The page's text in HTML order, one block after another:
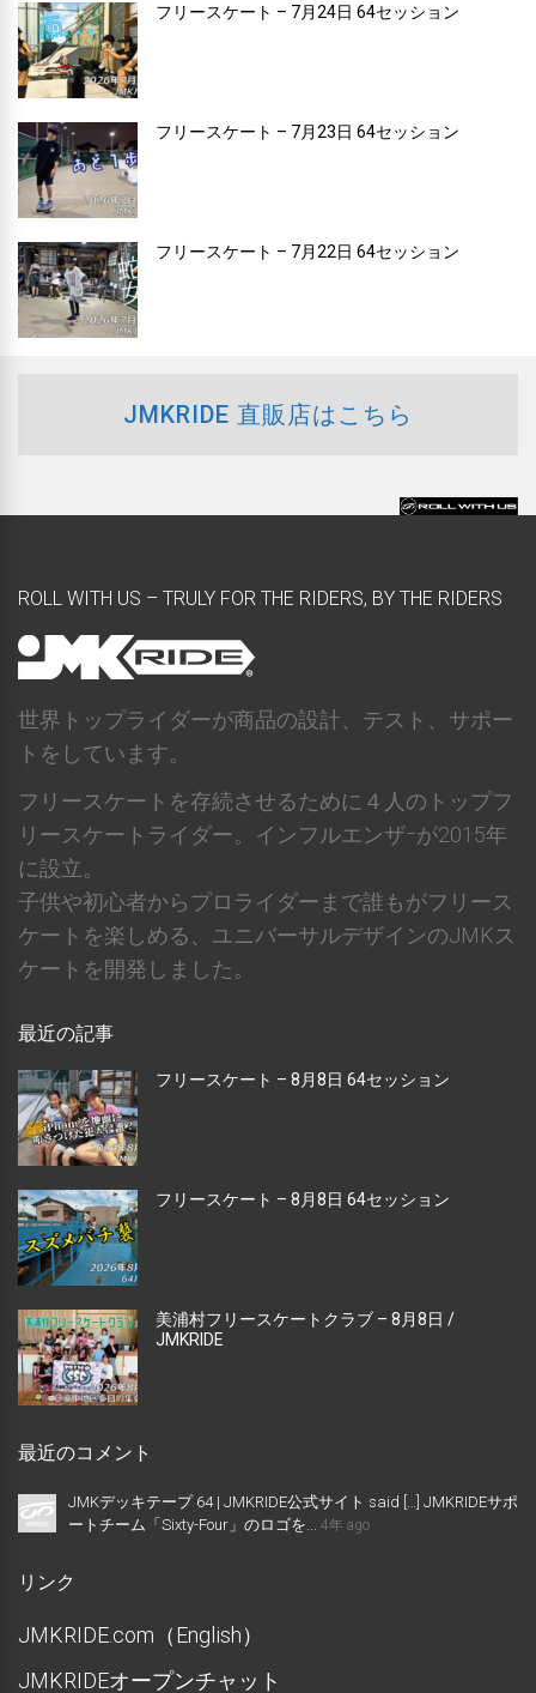
フリースケート – 7月24日 64セッション
フリースケート – 7月23日 64セッション
フリースケート – 7月22日 64セッション
JMKRIDE 直販店はこちら
ROLL WITH US – TRULY FOR THE RIDERS, BY THE RIDERS
世界トップライダーが商品の設計、テスト、サポー
トをしています。
フリースケートを存続させるために４人のトップフ
リースケートライダー。インフルエンザｰが2015年
に設立。
子供や初心者からプロライダーまで誰もがフリース
ケートを楽しめる、ユニバーサルデザインのJMKス
ケートを開発しました。
最近の記事
フリースケート – 8月8日 64セッション
フリースケート – 8月8日 64セッション
美浦村フリースケートクラブ – 8月8日 /
JMKRIDE
最近のコメント
JMKデッキテープ 64 | JMKRIDE公式サイト said […] JMKRIDEサポ
ートチーム「Sixty-Four」のロゴを...
4年 ago
リンク
JMKRIDE.com（English）
JMKRIDEオープンチャット